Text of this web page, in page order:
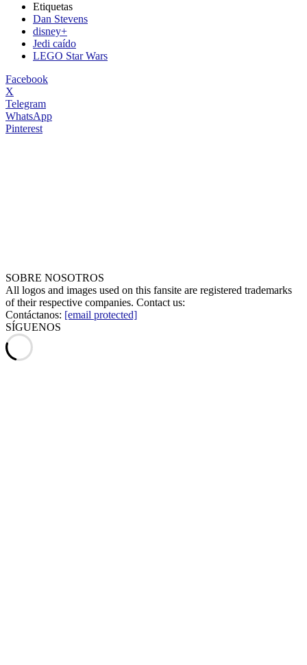
Etiquetas
Dan Stevens
disney+
Jedi caído
LEGO Star Wars
Facebook
X
Telegram
WhatsApp
Pinterest
SOBRE NOSOTROS
All logos and images used on this fansite are registered trademarks
of their respective companies. Contact us:
Contáctanos: [email protected]
SÍGUENOS